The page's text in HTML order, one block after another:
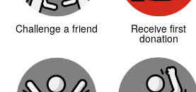
Challenge a friend Receive first
donation